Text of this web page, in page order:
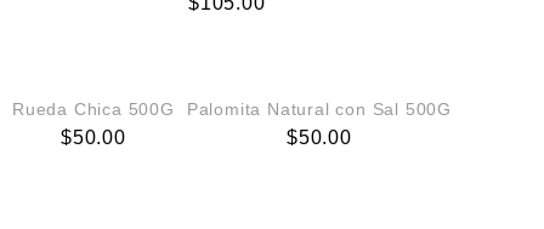
Rueda Chica 500G
$50.00
Palomita Natural con Sal 500G
$50.00